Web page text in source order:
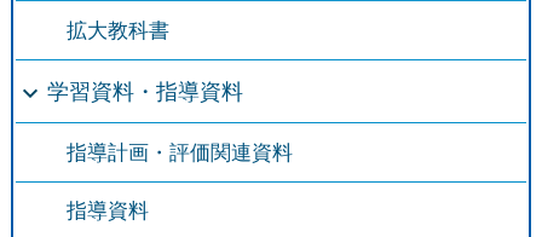
拡大教科書
学習資料・指導資料
指導計画・評価関連資料
指導資料